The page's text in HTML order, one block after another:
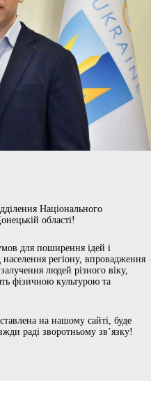
Національного
області!
для поширення ідей і
населення регіону, впровадження
людей різного віку,
фізичною культурою та
на нашому сайті, буде
раді зворотньому зв’язку!